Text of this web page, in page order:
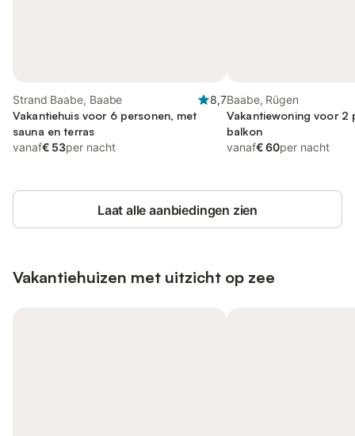
Strand Baabe, Baabe
8,7
Vakantiehuis voor 6 personen, met
sauna en terras
vanaf€ 53per nacht
Baabe, Rügen
Vakantiewoning voor 2
balkon
vanaf€ 60per nacht
Laat alle aanbiedingen zien
Vakantiehuizen met uitzicht op zee